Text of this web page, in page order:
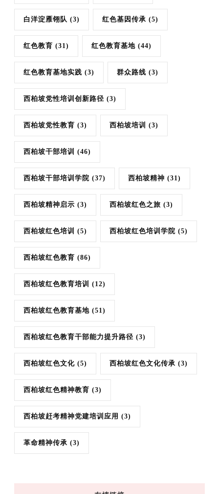
白洋淀雁翎队 (3) 红色基因传承 (5)
红色教育 (31) 红色教育基地 (44)
红色教育基地实践 (3) 群众路线 (3)
西柏坡党性培训创新路径 (3)
西柏坡党性教育 (3) 西柏坡培训 (3)
西柏坡干部培训 (46)
西柏坡干部培训学院 (37) 西柏坡精神 (31)
西柏坡精神启示 (3) 西柏坡红色之旅 (3)
西柏坡红色培训 (5) 西柏坡红色培训学院 (5)
西柏坡红色教育 (86)
西柏坡红色教育培训 (12)
西柏坡红色教育基地 (51)
西柏坡红色教育干部能力提升路径 (3)
西柏坡红色文化 (5) 西柏坡红色文化传承 (3)
西柏坡红色精神教育 (3)
西柏坡赶考精神党建培训应用 (3)
革命精神传承 (3)